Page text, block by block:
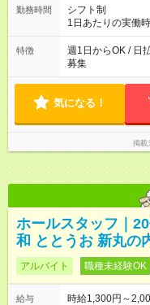
勤務時間
シフト制
1日あたりの実働
※上記時間から1
特徴
週1日からOK / 日
募集
気になる！
掲載
ホールスタッフ｜
和 ととうお 新丸の
アルバイト 職種未経験OK
給与
時給1,300円～